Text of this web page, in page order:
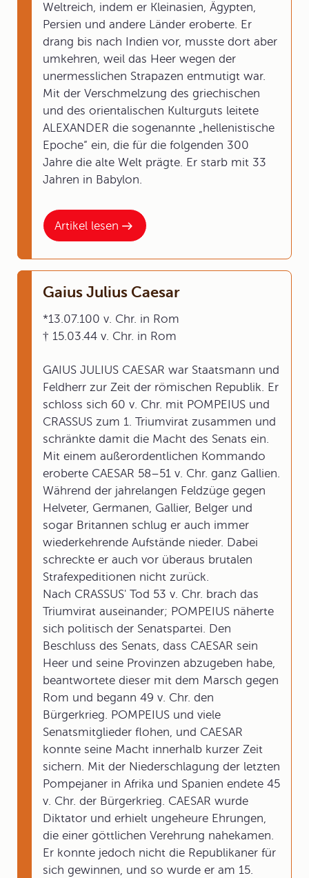
Artikel lesen
Weltreich, indem er Kleinasien, Ägypten,
Persien und andere Länder eroberte. Er
drang bis nach Indien vor, musste dort aber
umkehren, weil das Heer wegen der
unermesslichen Strapazen entmutigt war.
Mit der Verschmelzung des griechischen
und des orientalischen Kulturguts leitete
ALEXANDER die sogenannte „hellenistische
Epoche“ ein, die für die folgenden 300
Jahre die alte Welt prägte. Er starb mit 33
Jahren in Babylon.
Gaius Julius Caesar
*13.07.100 v. Chr. in Rom
† 15.03.44 v. Chr. in Rom
GAIUS JULIUS CAESAR war Staatsmann und
Feldherr zur Zeit der römischen Republik. Er
schloss sich 60 v. Chr. mit POMPEIUS und
CRASSUS zum 1. Triumvirat zusammen und
schränkte damit die Macht des Senats ein.
Mit einem außerordentlichen Kommando
eroberte CAESAR 58–51 v. Chr. ganz Gallien.
Während der jahrelangen Feldzüge gegen
Helveter, Germanen, Gallier, Belger und
sogar Britannen schlug er auch immer
wiederkehrende Aufstände nieder. Dabei
schreckte er auch vor überaus brutalen
Strafexpeditionen nicht zurück.
Nach CRASSUS' Tod 53 v. Chr. brach das
Triumvirat auseinander; POMPEIUS näherte
sich politisch der Senatspartei. Den
Beschluss des Senats, dass CAESAR sein
Heer und seine Provinzen abzugeben habe,
beantwortete dieser mit dem Marsch gegen
Rom und begann 49 v. Chr. den
Bürgerkrieg. POMPEIUS und viele
Senatsmitglieder flohen, und CAESAR
konnte seine Macht innerhalb kurzer Zeit
sichern. Mit der Niederschlagung der letzten
Pompejaner in Afrika und Spanien endete 45
v. Chr. der Bürgerkrieg. CAESAR wurde
Diktator und erhielt ungeheure Ehrungen,
die einer göttlichen Verehrung nahekamen.
Er konnte jedoch nicht die Republikaner für
sich gewinnen, und so wurde er am 15.